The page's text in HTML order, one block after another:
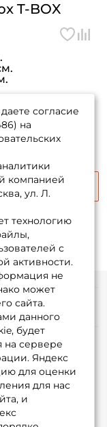
T-BOX
согласие
на
компанией
ул. Л.
технологию
с
активности.
не
может
сайта.
данного
будет
на сервере
Яндекс
для оценки
для нас
и
на обработку